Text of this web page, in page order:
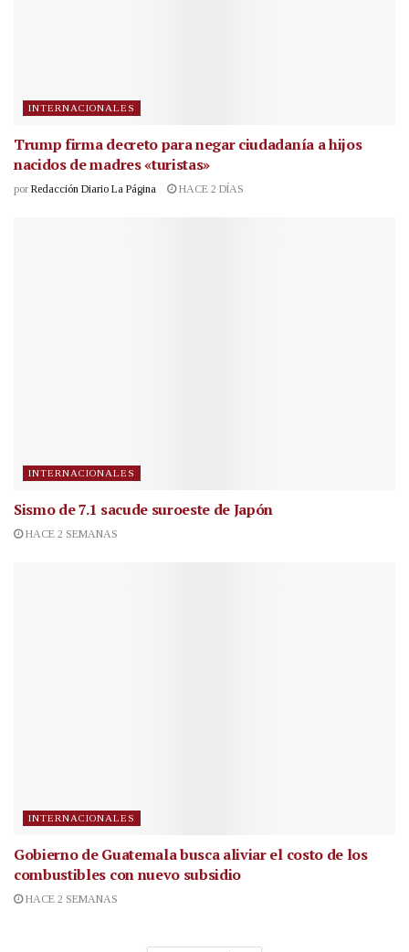
INTERNACIONALES
Trump firma decreto para negar ciudadanía a hijos
nacidos de madres «turistas»
por Redacción Diario La Página HACE 2 DÍAS
INTERNACIONALES
Sismo de 7.1 sacude suroeste de Japón
HACE 2 SEMANAS
INTERNACIONALES
Gobierno de Guatemala busca aliviar el costo de los
combustibles con nuevo subsidio
HACE 2 SEMANAS